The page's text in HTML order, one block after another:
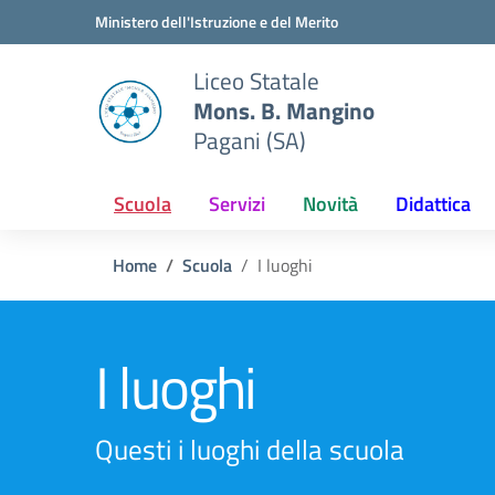
Vai ai contenuti
Vai al menu di navigazioneMinistero dell'Istruzione e del Merito
Liceo Statale
Mons. B. Mangino
Pagani (SA)
Scuola Servizi Novità Didattica
Home Scuola I luoghi
I luoghi
Questi i luoghi della scuola